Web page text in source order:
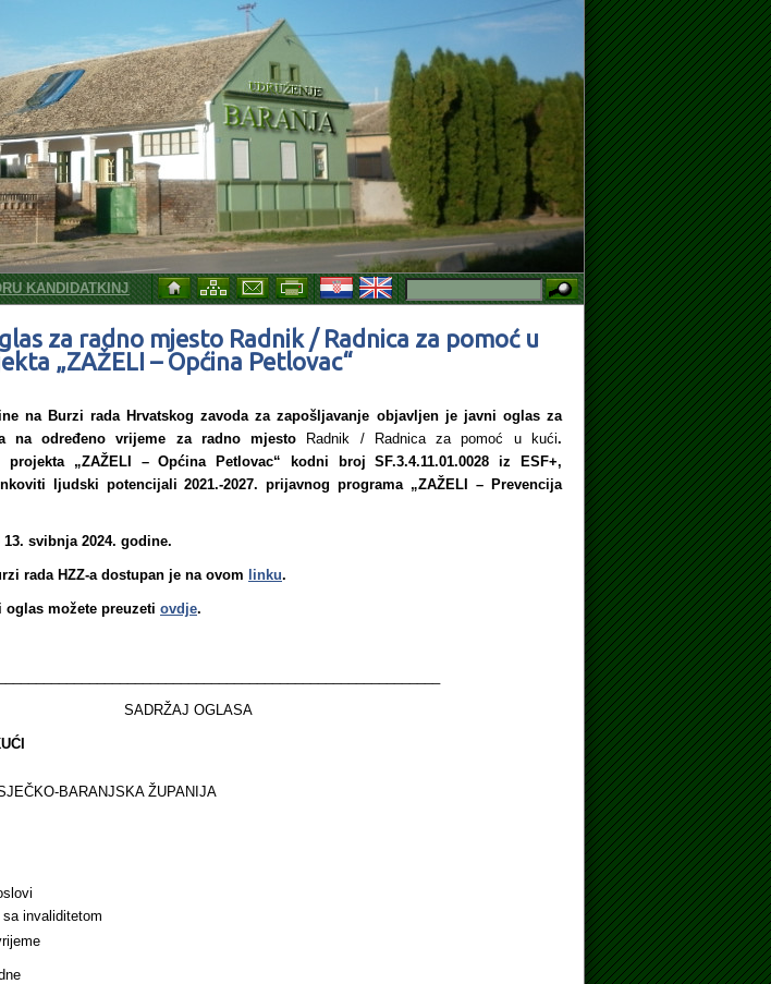
ZA SKLAPANJE UGOVORA O RADU NA ODREĐENO VRIJEME, ZAMJENA ZA VRIJEME
za radno mjesto Radnik / Radnica za pomoć u
„ZAŽELI – Općina Petlovac“
na Burzi rada Hrvatskog zavoda za zapošljavanje objavljen je javni oglas za
na određeno vrijeme za radno mjesto
Radnik / Radnica za pomoć u kući.
„ZAŽELI – Općina Petlovac“ kodni broj SF.3.4.11.01.0028 iz ESF+,
ljudski potencijali 2021.-2027. prijavnog programa „ZAŽELI – Prevencija
svibnja 2024. godine.
rada HZZ-a dostupan je na ovom linku.
oglas možete preuzeti ovdje.
SADRŽAJ OGLASA
BARANJSKA ŽUPANIJA
invaliditetom